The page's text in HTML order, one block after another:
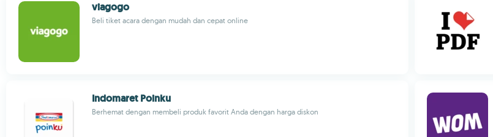
viagogo
Beli tiket acara dengan mudah dan cepat online
Indomaret Poinku
Berhemat dengan membeli produk favorit Anda dengan harga diskon